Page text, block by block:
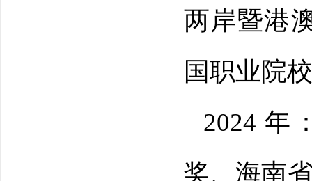
两岸暨港
国职业院
2024 年
奖、海南